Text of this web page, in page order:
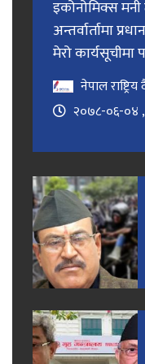
इकोनोमिक्स
अन्तर्वार्तामा
मेरो कार्यसूचीमा
नेपाल
२०७८-०६-०४